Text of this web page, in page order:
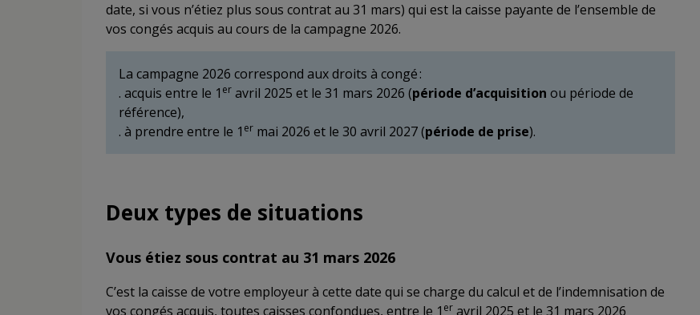
date, si vous n’étiez plus sous contrat au 31 mars) qui est la caisse payante de l’ensemble de
vos congés acquis au cours de la campagne 2026.
La campagne 2026 correspond aux droits à congé :
. acquis entre le 1 er avril 2025 et le 31 mars 2026 (période d’acquisition ou période de
référence),
. à prendre entre le 1 er mai 2026 et le 30 avril 2027 (période de prise).
Deux types de situations
Vous étiez sous contrat au 31 mars 2026
C’est la caisse de votre employeur à cette date qui se charge du calcul et de l’indemnisation de
vos congés acquis, toutes caisses confondues, entre le 1 er avril 2025 et le 31 mars 2026